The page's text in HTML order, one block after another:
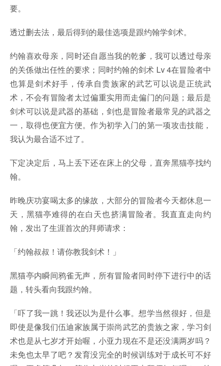
要。
透过删去法，最后得到的最佳选项是跟约翰学剑术。
约翰喜欢母亲，同时还自愿当我的乾爹，我可以透过母亲
的关係做出任性的要求；同时约翰的剑术 Lv 4在冒险者中
也算是剑术好手，传承自贵族家的武艺可以说是正统武
术，不会有冒险者太过偏重实用而走偏门的问题；最后是
剑术可以说是武器的基础，剑也是冒险者最常见的武器之
一，取得也便宜方便。作为初学入门的第一项攻击技能，
我认为最合适不过了。
下定决定后，马上丢下还在床上的父母，直奔黑猫亭找约
翰。
昨晚庆功宴喝太多的缘故，大部分的冒险者今天都休息一
天，黑猫亭难得的在白天也挤满冒险者。我直直走向约
翰，发出了生涯首次的拜师请求：
「约翰叔叔！请你教我剑术！」
黑猫亭内瞬间鸦雀无声，所有冒险者同时停下进行中的话
题，转头看向我跟约翰。
「吓了我一跳！我还以为是什么事。想学当然很好，但是
即使是像我们伍迪家族属于崇尚武艺的贵族之家，学习剑
术也是从七岁才开始喔，小亚力现在不是还没满两岁吗？
未免也太早了吧？发育没完全的时候训练对于成长可不好